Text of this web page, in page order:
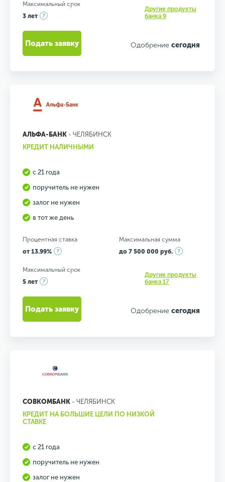
Максимальный срок
3 лет
Другие продукты
банка 9
Одобрение сегодня
Подать заявку
АЛЬФА-БАНК - ЧЕЛЯБИНСК
КРЕДИТ НАЛИЧНЫМИ
с 21 года
поручитель не нужен
залог не нужен
в тот же день
Процентная ставка
от 13.99%
Максимальная сумма
до 7 500 000 руб.
Максимальный срок
5 лет
Другие продукты
банка 17
Одобрение сегодня
Подать заявку
СОВКОМБАНК - ЧЕЛЯБИНСК
КРЕДИТ НА БОЛЬШИЕ ЦЕЛИ ПО НИЗКОЙ
СТАВКЕ
с 21 года
поручитель не нужен
залог не нужен